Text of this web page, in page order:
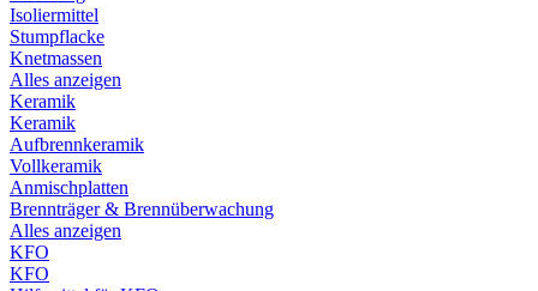
Isoliermittel
Stumpflacke
Knetmassen
Alles anzeigen
Keramik
Keramik
Aufbrennkeramik
Vollkeramik
Anmischplatten
Brennträger & Brennüberwachung
Alles anzeigen
KFO
KFO